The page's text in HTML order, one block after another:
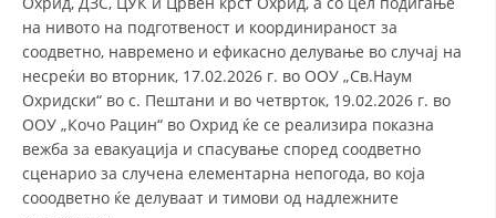
СТРУКТУРА НА ОРГАНИЗАЦИЈАТА
КОНТАКТ ИНФОРМАЦИИ
ЧЛЕНСТВО ВО ПРОФЕСИОНАЛНИ ТЕЛА
ЗАКОН ЗА ЦКРМ
на нивото на подготвеност и координираност за
соодветно, навремено и ефикасно делување во случај на
несреќи во вторник, 17.02.2026 г. во ООУ „Св.Наум
Охридски“ во с. Пештани и во четврток, 19.02.2026 г. во
ООУ „Кочо Рацин“ во Охрид ќе се реализира показна
вежба за евакуација и спасување според соодветно
сценарио за случена елементарна непогода, во која
сооодветно ќе делуваат и тимови од надлежните